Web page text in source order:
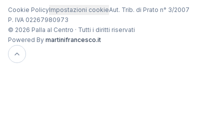
Cookie PolicyImpostazioni cookieAut. Trib. di Prato n° 3/2007
P. IVA 02267980973
© 2026 Palla al Centro · Tutti i diritti riservati
Powered By martinifrancesco.it